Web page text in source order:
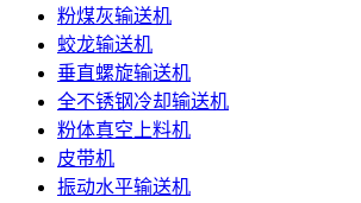
粉煤灰输送机
蛟龙输送机
垂直螺旋输送机
全不锈钢冷却输送机
粉体真空上料机
皮带机
振动水平输送机